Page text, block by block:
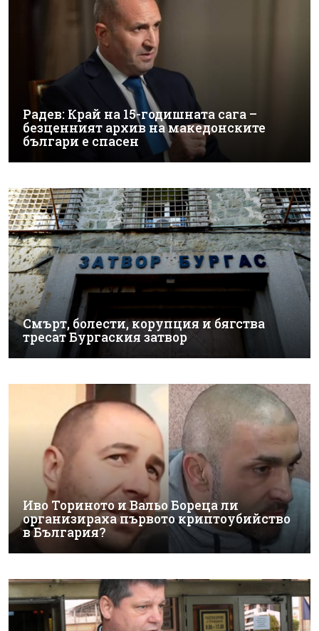
Радев: Край на 15-годишната сага –
безценният архив на македонските
българи е спасен
Смърт, болести, корупция и бягства
тресат Бургаския затвор
Иво Ториното и Вальо Бореца ли
организираха първото криптоубийство
в България?